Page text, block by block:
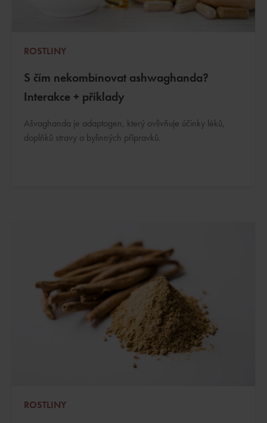
ROSTLINY
S čím nekombinovat ashwaghanda?
Interakce + příklady
Ašvaghanda je adaptogen, který ovlivňuje účinky léků,
doplňků stravy a bylinných přípravků.
ROSTLINY